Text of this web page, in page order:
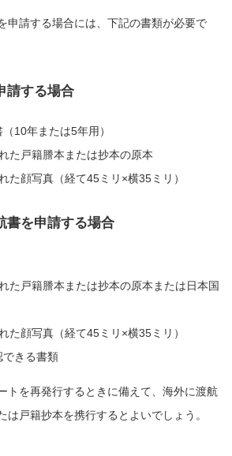
申請する場合には、下記の書類が必要で
請する場合
10年または5年用）
た戸籍謄本または抄本の原本
た顔写真（経て45ミリ×横35ミリ）
書を申請する場合
た戸籍謄本または抄本の原本または日本国
た顔写真（経て45ミリ×横35ミリ）
きる書類
トを再発行するときに備えて、海外に渡航
は戸籍抄本を携行するとよいでしょう。